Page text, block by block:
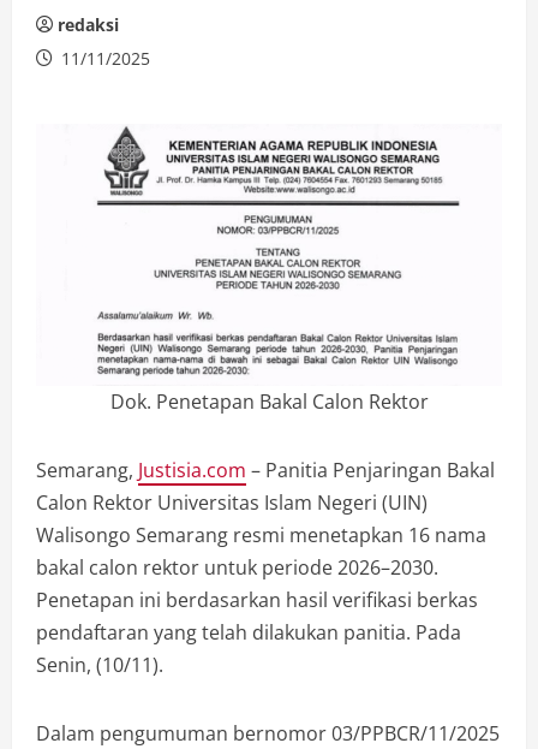
redaksi
11/11/2025
Dok. Penetapan Bakal Calon Rektor
Semarang, Justisia.com – Panitia Penjaringan Bakal
Calon Rektor Universitas Islam Negeri (UIN)
Walisongo Semarang resmi menetapkan 16 nama
bakal calon rektor untuk periode 2026–2030.
Penetapan ini berdasarkan hasil verifikasi berkas
pendaftaran yang telah dilakukan panitia. Pada
Senin, (10/11).
Dalam pengumuman bernomor 03/PPBCR/11/2025